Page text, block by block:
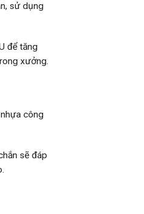
sử dụng
để tăng
xưởng.
công
sẽ đáp